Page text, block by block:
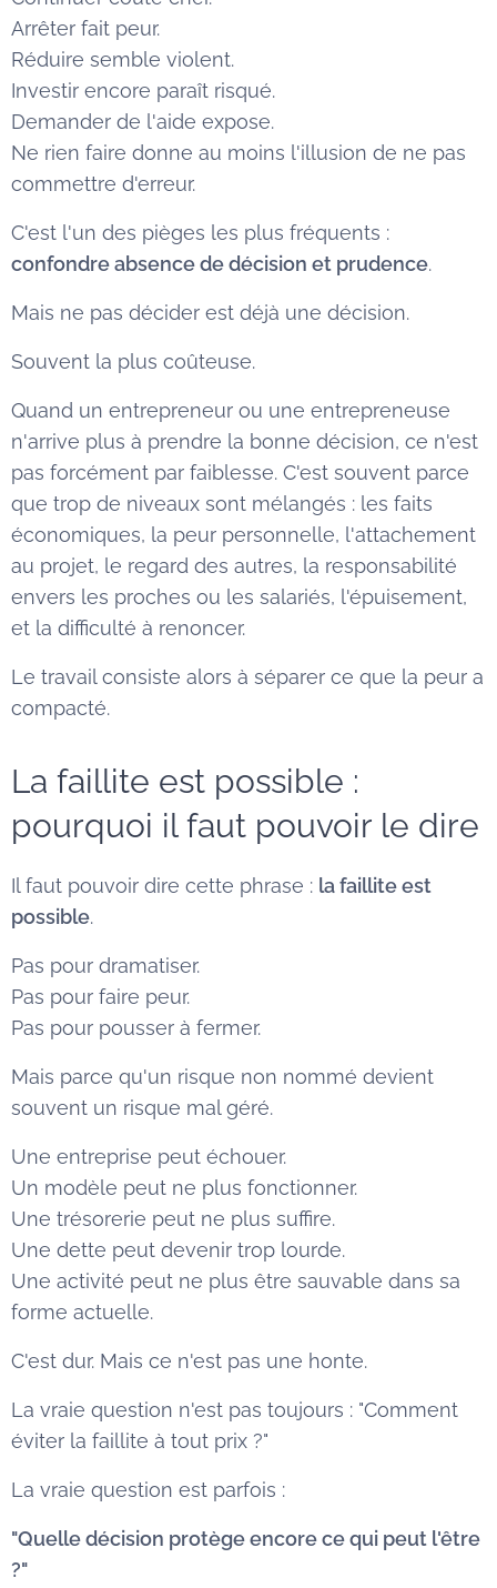
Arrêter fait peur.
Réduire semble violent.
Investir encore paraît risqué.
Demander de l'aide expose.
Ne rien faire donne au moins l'illusion de ne pas
commettre d'erreur.
C'est l'un des pièges les plus fréquents :
confondre absence de décision et prudence.
Mais ne pas décider est déjà une décision.
Souvent la plus coûteuse.
Quand un entrepreneur ou une entrepreneuse
n'arrive plus à prendre la bonne décision, ce n'est
pas forcément par faiblesse. C'est souvent parce
que trop de niveaux sont mélangés : les faits
économiques, la peur personnelle, l'attachement
au projet, le regard des autres, la responsabilité
envers les proches ou les salariés, l'épuisement,
et la difficulté à renoncer.
Le travail consiste alors à séparer ce que la peur a
compacté.
La faillite est possible :
pourquoi il faut pouvoir le dire
Il faut pouvoir dire cette phrase : la faillite est
possible.
Pas pour dramatiser.
Pas pour faire peur.
Pas pour pousser à fermer.
Mais parce qu'un risque non nommé devient
souvent un risque mal géré.
Une entreprise peut échouer.
Un modèle peut ne plus fonctionner.
Une trésorerie peut ne plus suffire.
Une dette peut devenir trop lourde.
Une activité peut ne plus être sauvable dans sa
forme actuelle.
C'est dur. Mais ce n'est pas une honte.
La vraie question n'est pas toujours : "Comment
éviter la faillite à tout prix ?"
La vraie question est parfois :
"Quelle décision protège encore ce qui peut l'être
?"